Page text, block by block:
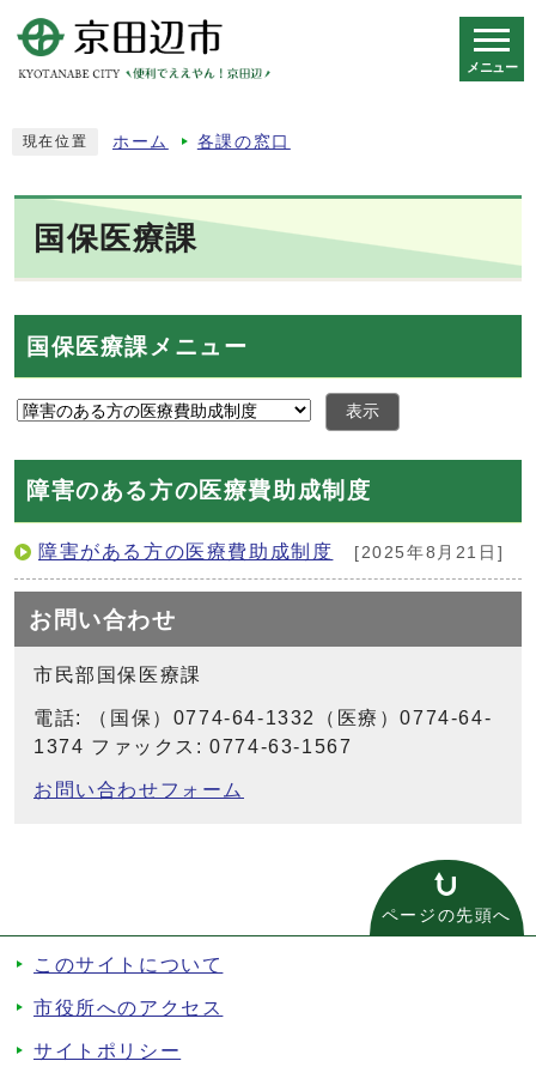
メニュー
現在位置 ホーム 各課の窓口
国保医療課
国保医療課メニュー
表示
障害のある方の医療費助成制度
障害がある方の医療費助成制度 [2025年8月21日]
お問い合わせ
市民部国保医療課
電話: （国保）0774-64-1332（医療）0774-64-
1374 ファックス: 0774-63-1567
お問い合わせフォーム
ページの先頭へ
このサイトについて
市役所へのアクセス
サイトポリシー